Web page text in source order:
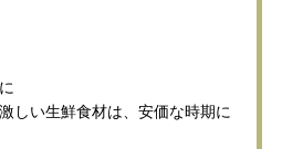
しい生鮮食材は、安価な時期に